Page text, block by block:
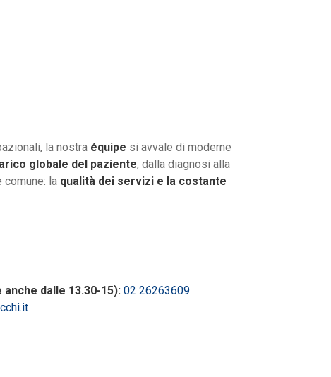
la nostra équipe si avvale di moderne
globale del paziente, dalla diagnosi alla
la qualità dei servizi e la costante
dalle 13.30-15): 02 26263609